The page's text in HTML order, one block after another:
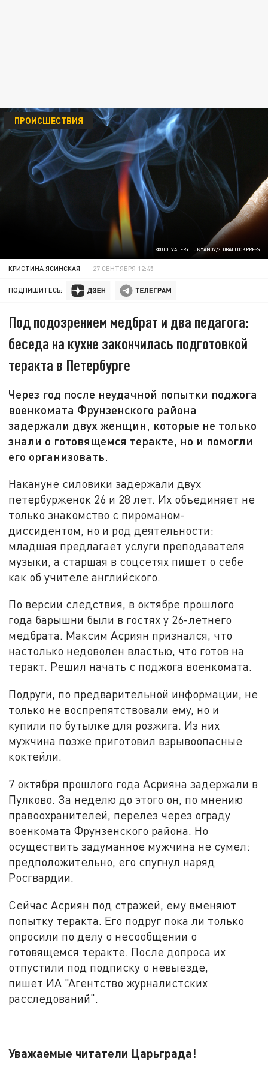
ФОТО: VALERY LUKYANOV/GLOBALLOOKPRESS
ПРОИСШЕСТВИЯ
КРИСТИНА ЯСИНСКАЯ 27 СЕНТЯБРЯ 12:45
ПОДПИШИТЕСЬ:
Под подозрением медбрат и два педагога:
беседа на кухне закончилась подготовкой
теракта в Петербурге
Через год после неудачной попытки поджога
военкомата Фрунзенского района
задержали двух женщин, которые не только
знали о готовящемся теракте, но и помогли
его организовать.
Накануне силовики задержали двух
петербурженок 26 и 28 лет. Их объединяет не
только знакомство с пироманом-
диссидентом, но и род деятельности:
младшая предлагает услуги преподавателя
музыки, а старшая в соцсетях пишет о себе
как об учителе английского.
По версии следствия, в октябре прошлого
года барышни были в гостях у 26-летнего
медбрата. Максим Асриян признался, что
настолько недоволен властью, что готов на
теракт. Решил начать с поджога военкомата.
Подруги, по предварительной информации, не
только не воспрепятствовали ему, но и
купили по бутылке для розжига. Из них
мужчина позже приготовил взрывоопасные
коктейли.
7 октября прошлого года Асрияна задержали в
Пулково. За неделю до этого он, по мнению
правоохранителей, перелез через ограду
военкомата Фрунзенского района. Но
осуществить задуманное мужчина не сумел:
предположительно, его спугнул наряд
Росгвардии.
Сейчас Асриян под стражей, ему вменяют
попытку теракта. Его подруг пока ли только
опросили по делу о несообщении о
готовящемся теракте. После допроса их
отпустили под подписку о невыезде,
пишет ИА "Агентство журналистских
расследований".
Уважаемые читатели Царьграда!